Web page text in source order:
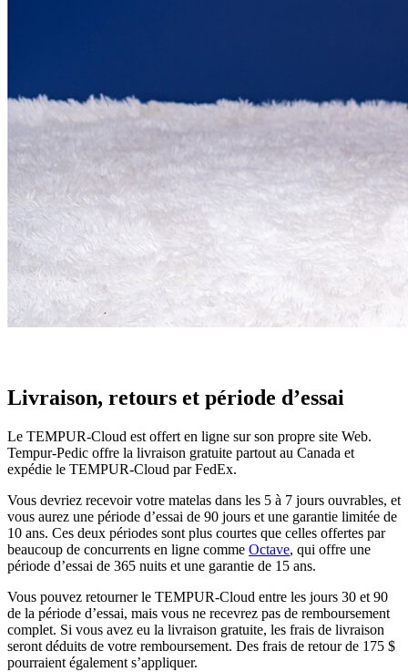
matelas dans notre algorithme de notation. Plus les caractéristiques
de refroidissement sont efficaces, plus le score sur 10 est élevé.
Livraison, retours et période d’essai
Le TEMPUR-Cloud est offert en ligne sur son propre site Web.
Tempur-Pedic offre la livraison gratuite partout au Canada et
expédie le TEMPUR-Cloud par FedEx.
Vous devriez recevoir votre matelas dans les 5 à 7 jours ouvrables, et
vous aurez une période d’essai de 90 jours et une garantie limitée de
10 ans. Ces deux périodes sont plus courtes que celles offertes par
beaucoup de concurrents en ligne comme Octave, qui offre une
période d’essai de 365 nuits et une garantie de 15 ans.
Vous pouvez retourner le TEMPUR-Cloud entre les jours 30 et 90
de la période d’essai, mais vous ne recevrez pas de remboursement
complet. Si vous avez eu la livraison gratuite, les frais de livraison
seront déduits de votre remboursement. Des frais de retour de 175 $
pourraient également s’appliquer.